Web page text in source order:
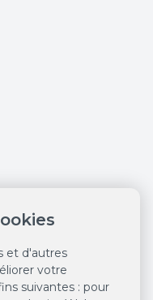
et d'autres
votre
suivantes : pour